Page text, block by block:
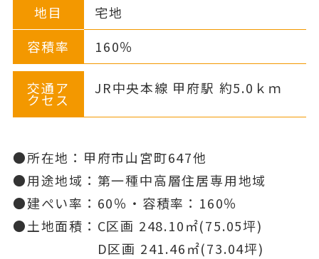
地目
宅地
容積率
160％
交通ア
クセス
JR中央本線 甲府駅 約5.0ｋｍ
●所在地：甲府市山宮町647他
●用途地域：第一種中高層住居専用地域
●建ぺい率：60％・容積率：160％
●土地面積：C区画 248.10㎡(75.05坪)
D区画 241.46㎡(73.04坪)